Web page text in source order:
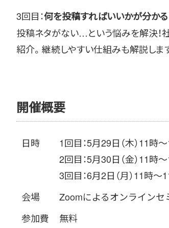
3回目：何を投稿すればいいかが分かる
投稿ネタがない…という悩みを解決！
紹介。継続しやすい仕組みも解説しま
開催概要
日時
1回目：5月29日（木）11時
2回目：5月30日（金）11時
3回目：6月2日（月）11時～
会場
Zoomによるオンラインセ
参加費
無料